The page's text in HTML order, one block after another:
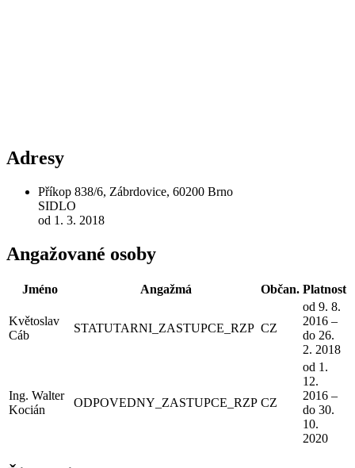
Adresy
Příkop 838/6, Zábrdovice, 60200 Brno
SIDLO
od 1. 3. 2018
Angažované osoby
Jméno Angažmá Občan. Platnost
Květoslav
Cáb
STATUTARNI_ZASTUPCE_RZP CZ
od 9. 8.
2016 –
do 26.
2. 2018
Ing. Walter
Kocián
ODPOVEDNY_ZASTUPCE_RZP CZ
od 1.
12.
2016 –
do 30.
10.
2020